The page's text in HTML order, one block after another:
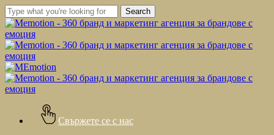
Skip
to
main
content
Search
Close
Search
Свържете се с нас